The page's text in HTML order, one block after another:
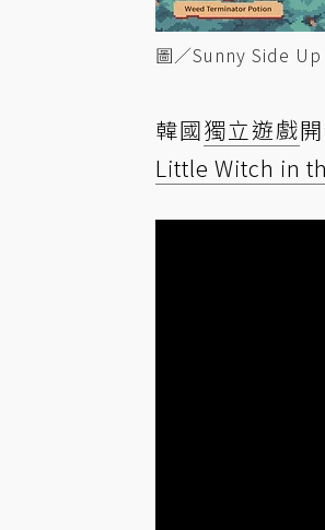
圖／Sunny Side Up
韓國獨立遊戲
Little Witch in